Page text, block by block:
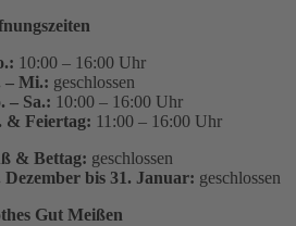
10:00 – 16:00 Uhr
– Mi.: geschlossen
– Sa.: 10:00 – 16:00 Uhr
& Feiertag: 11:00 – 16:00 Uhr
& Bettag: geschlossen
Dezember bis 31. Januar: geschlossen
Gut Meißen